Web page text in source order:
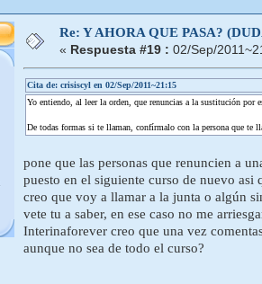
Re: Y AHORA QUE PASA?
« Respuesta #19 : 02/Sep/
Cita de: crisiscyl en 02/Sep/2011~21:15
Yo entiendo, al leer la orden, que renuncias a la sustitución por
De todas formas si te llaman, confírmalo con la persona que te
pone que las personas que renuncien a
puesto en el siguiente curso de nuevo
creo que voy a llamar a la junta o algún
vete tu a saber, en ese caso no me
Interinaforever creo que una vez
aunque no sea de todo el curso?